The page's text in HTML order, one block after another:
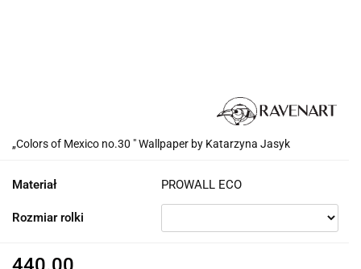
„Colors of Mexico no.30 " Wallpaper by Katarzyna Jasyk
Materiał PROWALL ECO
Rozmiar rolki